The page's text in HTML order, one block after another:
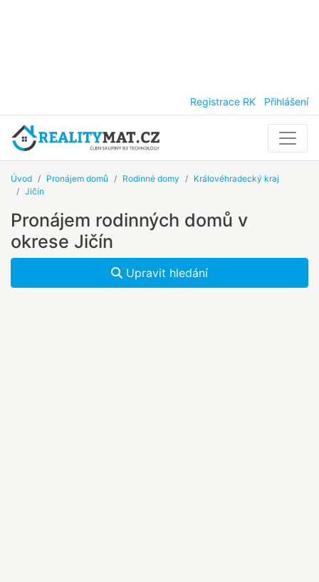
Registrace RK Přihlášení
Úvod Pronájem domů Rodinné domy
Královéhradecký kraj
Jičín
Pronájem rodinných domů v
okrese Jičín
Upravit hledání